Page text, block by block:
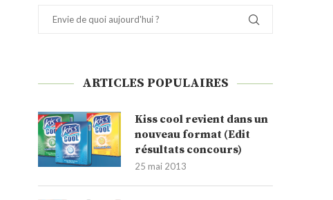
ARTICLES POPULAIRES
Kiss cool revient dans un
nouveau format (Edit
résultats concours)
25 mai 2013